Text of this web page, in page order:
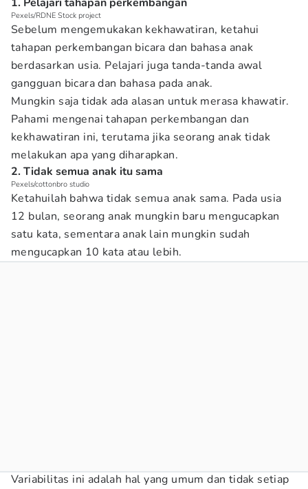
Pexels/RDNE Stock project
Sebelum mengemukakan kekhawatiran, ketahui
tahapan perkembangan bicara dan bahasa anak
berdasarkan usia. Pelajari juga tanda-tanda awal
gangguan bicara dan bahasa pada anak.
Mungkin saja tidak ada alasan untuk merasa khawatir.
Pahami mengenai tahapan perkembangan dan
kekhawatiran ini, terutama jika seorang anak tidak
melakukan apa yang diharapkan.
2. Tidak semua anak itu sama
Pexels/cottonbro studio
Ketahuilah bahwa tidak semua anak sama. Pada usia
12 bulan, seorang anak mungkin baru mengucapkan
satu kata, sementara anak lain mungkin sudah
mengucapkan 10 kata atau lebih.
Variabilitas ini adalah hal yang umum dan tidak setiap